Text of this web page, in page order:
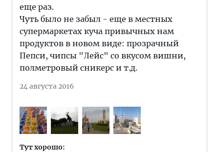
еще раз.
Чуть было не забыл - еще в местных
супермаркетах куча привычных нам
продуктов в новом виде: прозрачный
Пепси, чипсы "Лейс" со вкусом вишни,
полметровый сникерс и т.д.
24 августа 2016
Тут хорошо: